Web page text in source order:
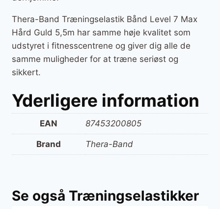
Thera-Band Træningselastik Bånd Level 7 Max
Hård Guld 5,5m har samme høje kvalitet som
udstyret i fitnesscentrene og giver dig alle de
samme muligheder for at træne seriøst og
sikkert.
Yderligere information
EAN 87453200805
Brand Thera-Band
Se også Træningselastikker